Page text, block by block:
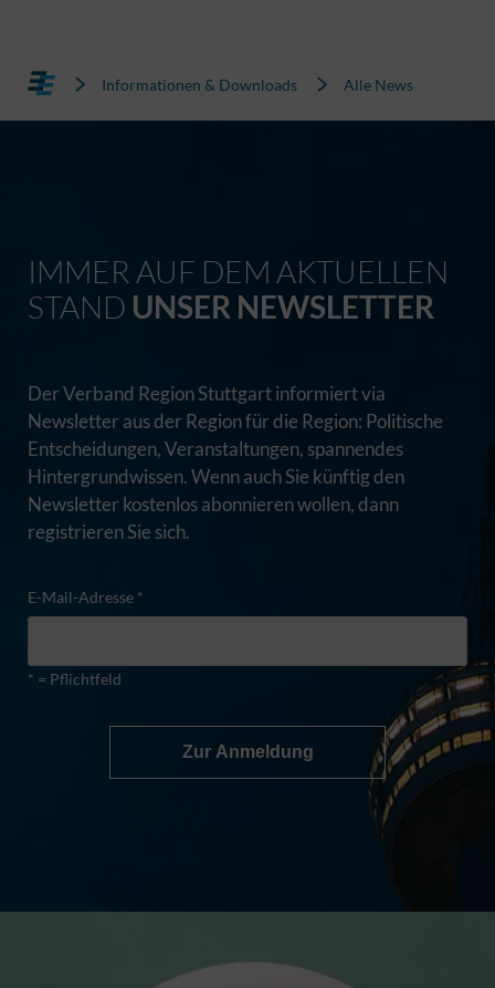
Informationen & Downloads Alle News
IMMER AUF DEM AKTUELLEN
STAND UNSER NEWSLETTER
Der Verband Region Stuttgart informiert via
Newsletter aus der Region für die Region: Politische
Entscheidungen, Veranstaltungen, spannendes
Hintergrundwissen. Wenn auch Sie künftig den
Newsletter kostenlos abonnieren wollen, dann
registrieren Sie sich.
E-Mail-Adresse *
* = Pflichtfeld
Zur Anmeldung